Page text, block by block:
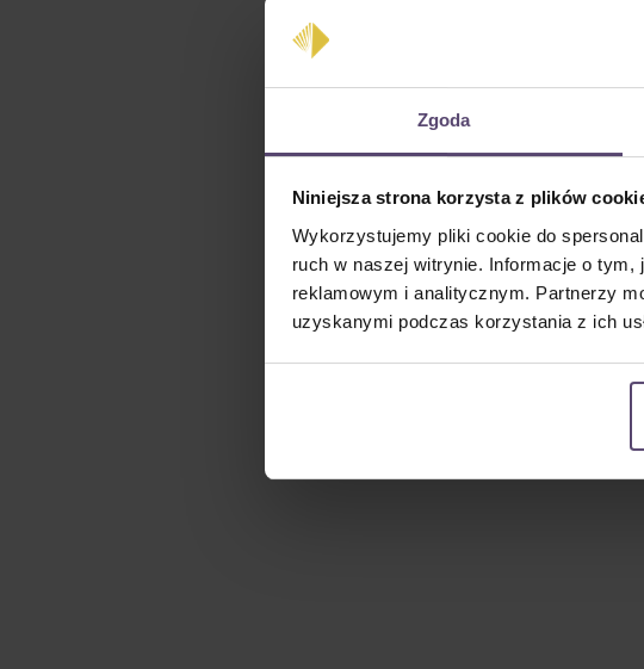
Zgoda
Niniejsza strona korzysta z plików
Wykorzystujemy pliki cookie do
ruch w naszej witrynie. Informacje o
reklamowym i analitycznym. Partnerzy
uzyskanymi podczas korzystania z ich